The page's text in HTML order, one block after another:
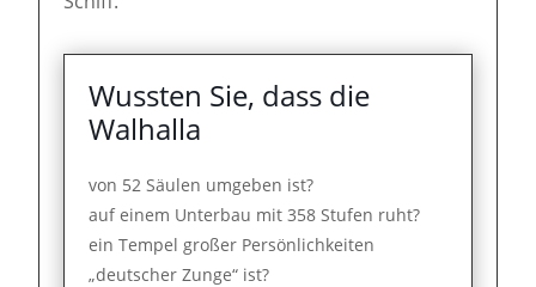
Wussten Sie, dass die
Walhalla
von 52 Säulen umgeben ist?
auf einem Unterbau mit 358 Stufen ruht?
ein Tempel großer Persönlichkeiten
„deutscher Zunge“ ist?